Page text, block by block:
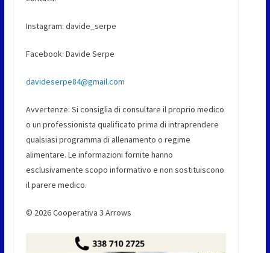
Instagram: davide_serpe
Facebook: Davide Serpe
davideserpe84@gmail.com
Avvertenze: Si consiglia di consultare il proprio medico
o un professionista qualificato prima di intraprendere
qualsiasi programma di allenamento o regime
alimentare. Le informazioni fornite hanno
esclusivamente scopo informativo e non sostituiscono
il parere medico.
© 2026 Cooperativa 3 Arrows